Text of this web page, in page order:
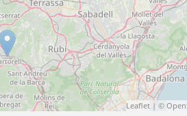
Leaflet| ©